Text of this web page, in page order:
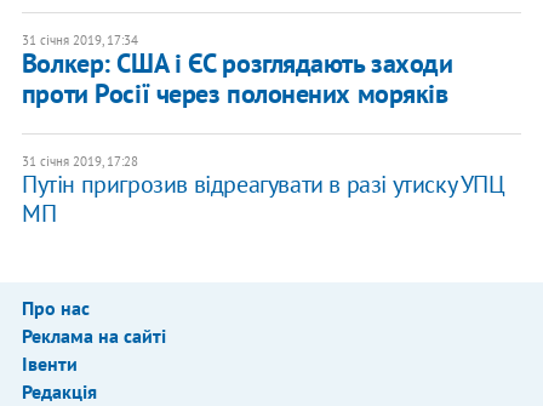
31 січня 2019, 17:34
Волкер: США і ЄС розглядають заходи
проти Росії через полонених моряків
31 січня 2019, 17:28
Путін пригрозив відреагувати в разі утиску УПЦ
МП
Про нас
Реклама на сайті
Івенти
Редакція